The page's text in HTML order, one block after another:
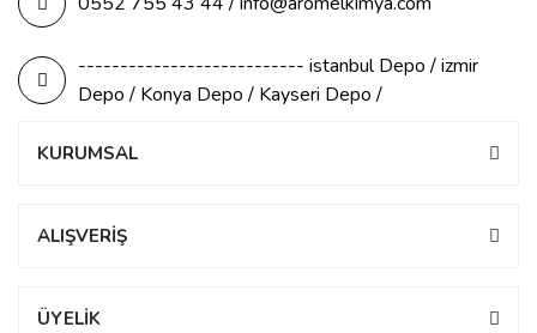
--------------------------- istanbul Depo / izmir
Depo / Konya Depo / Kayseri Depo /
KURUMSAL
ALIŞVERİŞ
ÜYELİK